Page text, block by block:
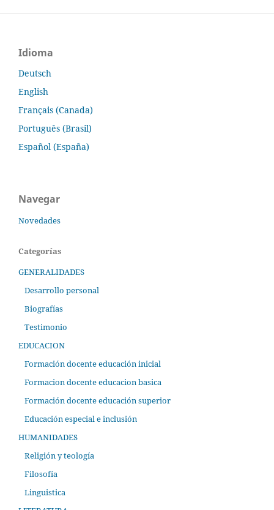
Idioma
Deutsch
English
Français (Canada)
Português (Brasil)
Español (España)
Navegar
Novedades
Categorías
GENERALIDADES
Desarrollo personal
Biografías
Testimonio
EDUCACION
Formación docente educación inicial
Formacion docente educacion basica
Formación docente educación superior
Educación especial e inclusión
HUMANIDADES
Religión y teología
Filosofía
Linguistica